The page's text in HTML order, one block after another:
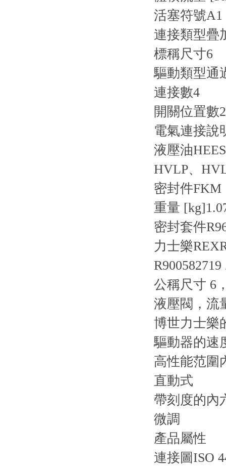
活塞符號
連接類型疊
標稱尺寸6
驅動類型通
連接數4
開關位置數2
電氣連接說
液壓油
HVLP、
密封件FKM
重量 [kg]
密封套件
力士樂
公稱尺寸 6
液壓閥，流
博世力士樂
驅動器的速
高性能范圍
直動式
帶刻度的內
微調
產品屬性
連接圖ISO